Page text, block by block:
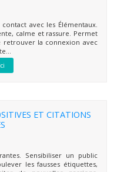
avec les Élémentaux.
calme et rassure. Permet
la connexion avec
ET CITATIONS
Sensibiliser un public
les fausses étiquettes,